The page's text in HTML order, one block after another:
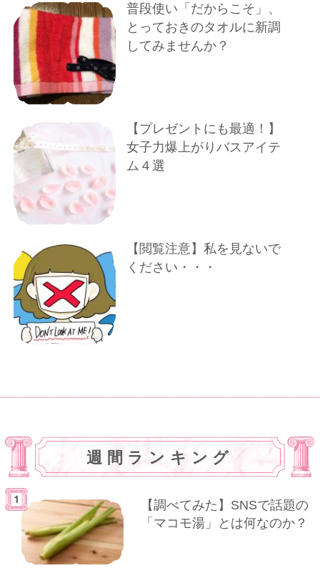
普段使い「だからこそ」、
とっておきのタオルに新調
してみませんか？
【プレゼントにも最適！】
女子力爆上がりバスアイテ
ム４選
【閲覧注意】私を見ないで
ください・・・
週間ランキング
【調べてみた】SNSで話題の
「マコモ湯」とは何なのか？